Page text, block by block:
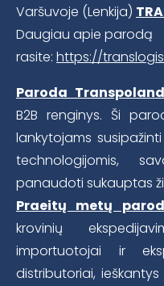
Varšuvoje (Lenkija)
Daugiau apie parodą
rasite: https://
Paroda
B2B renginys. Ši
lankytojams
technologijomis,
panaudoti sukauptas
Praeitų metų
krovinių
importuotojai ir
distributoriai,